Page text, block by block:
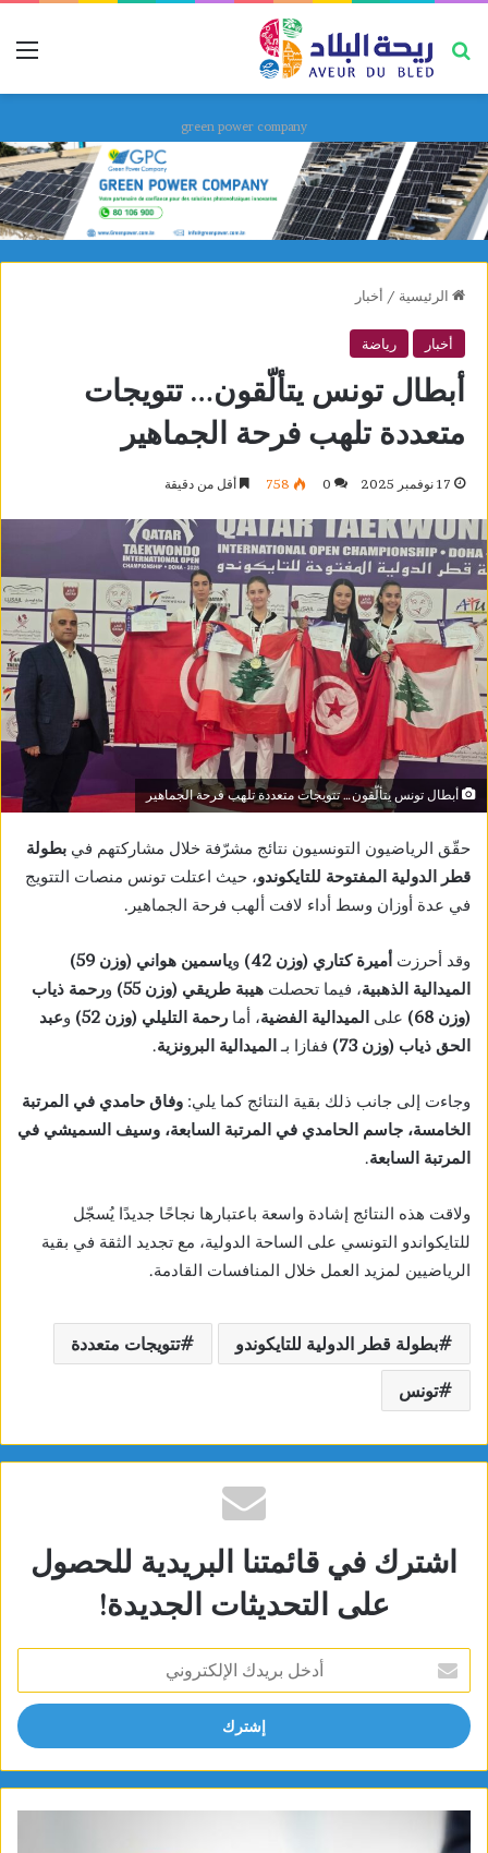
بحث عن
green power company
الرئيسية / أخبار
أخبار رياضة
أبطال تونس يتألّقون… تتويجات
متعددة تلهب فرحة الجماهير
17 نوفمبر 2025 0
758 أقل من دقيقة
أبطال تونس يتألّقون… تتويجات متعددة تلهب فرحة الجماهير
حقّق الرياضيون التونسيون نتائج مشرّفة خلال مشاركتهم في بطولة
قطر الدولية المفتوحة للتايكوندو، حيث اعتلت تونس منصات التتويج
في عدة أوزان وسط أداء لافت ألهب فرحة الجماهير.
وقد أحرزت أميرة كتاري (وزن 42) وياسمين هواني (وزن 59)
الميدالية الذهبية، فيما تحصلت هيبة طريقي (وزن 55) ورحمة ذياب
(وزن 68)
على الميدالية الفضية، أما رحمة التليلي (وزن 52) وعبد
الحق ذياب (وزن 73)
ففازا بـ الميدالية البرونزية.
وجاءت إلى جانب ذلك بقية النتائج كما يلي: وفاق حامدي في المرتبة
الخامسة، جاسم الحامدي في المرتبة السابعة، وسيف السميشي في
المرتبة السابعة.
ولاقت هذه النتائج إشادة واسعة باعتبارها نجاحًا جديدًا يُسجّل
للتايكواندو التونسي على الساحة الدولية، مع تجديد الثقة في بقية
الرياضيين لمزيد العمل خلال المنافسات القادمة.
بطولة قطر الدولية للتايكوندو تتويجات متعددة
تونس
اشترك في قائمتنا البريدية للحصول
على التحديثات الجديدة!
بريدك
الإلكتروني